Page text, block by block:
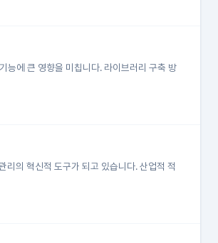
능에 큰 영향을 미칩니다. 라이브러리 구축 방
리의 혁신적 도구가 되고 있습니다. 산업적 적